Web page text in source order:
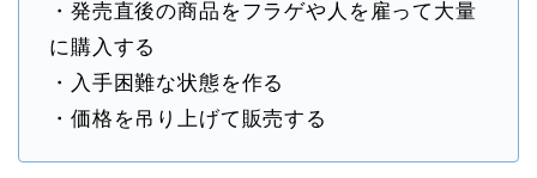
・発売直後の商品をフラゲや人を雇って大量
に購入する
・入手困難な状態を作る
・価格を吊り上げて販売する